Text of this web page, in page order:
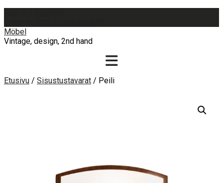
content
Möbel
Vintage, design, 2nd hand
Etusivu / Sisustustavarat / Peili